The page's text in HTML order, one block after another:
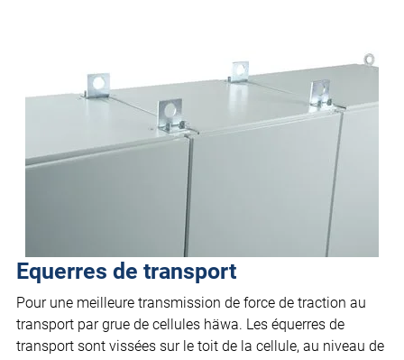
Equerres de transport
Pour une meilleure transmission de force de traction au
transport par grue de cellules häwa. Les équerres de
transport sont vissées sur le toit de la cellule, au niveau de